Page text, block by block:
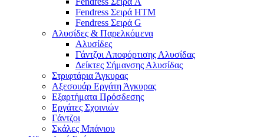
Fendress Σειρά HTM
Fendress Σειρά G
Αλυσίδες & Παρελκόμενα
Αλυσίδες
Γάντζοι Αποφόρτισης Αλυσίδας
Δείκτες Σήμανσης Αλυσίδας
Στριφτάρια Άγκυρας
Αξεσουάρ Εργάτη Άγκυρας
Εξαρτήματα Πρόσδεσης
Εργάτες Σχοινιών
Γάντζοι
Σκάλες Μπάνιου